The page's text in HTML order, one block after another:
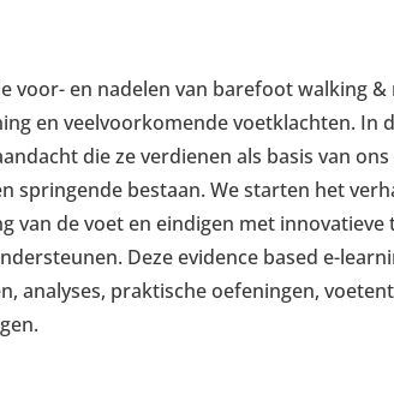
voor- en nadelen van barefoot walking
en veelvoorkomende voetklachten. In
die ze verdienen als basis van
springende bestaan. We starten het
van de voet en eindigen met
Deze evidence based e-
analyses, praktische oefeningen,